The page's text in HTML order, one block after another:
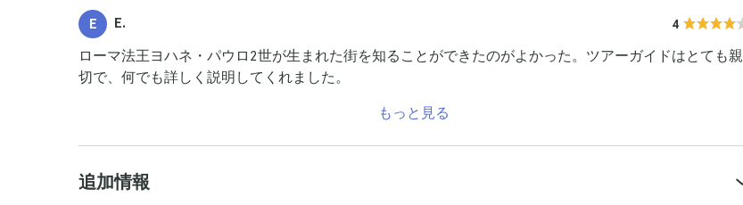
E E. 4
ローマ法王ヨハネ・パウロ2世が生まれた街を知ることができたのがよかった。ツアーガイドはとても親
切で、何でも詳しく説明してくれました。
もっと見る
追加情報